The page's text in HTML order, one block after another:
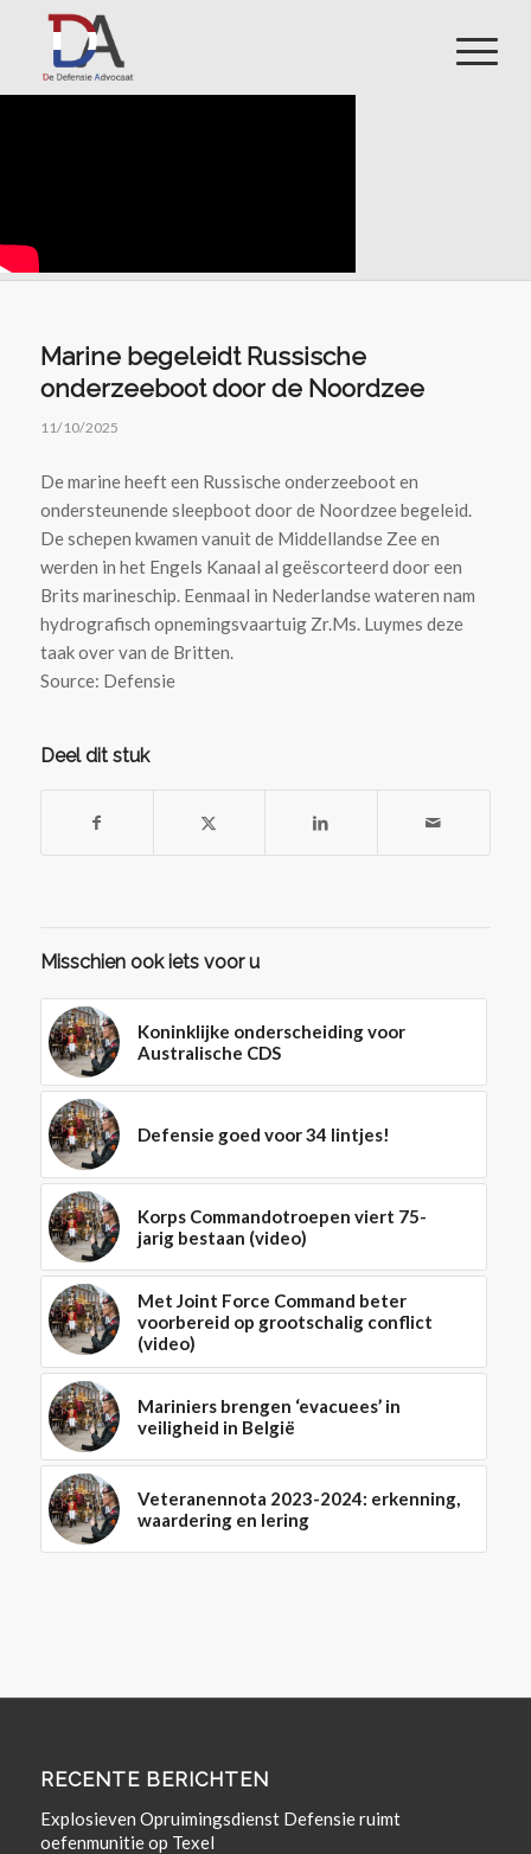
Marine begeleidt Russische
onderzeeboot door de Noordzee
11/10/2025
De marine heeft een Russische onderzeeboot en
ondersteunende sleepboot door de Noordzee begeleid.
De schepen kwamen vanuit de Middellandse Zee en
werden in het Engels Kanaal al geëscorteerd door een
Brits marineschip. Eenmaal in Nederlandse wateren nam
hydrografisch opnemingsvaartuig Zr.Ms. Luymes deze
taak over van de Britten.
Source: Defensie
Deel dit stuk
Misschien ook iets voor u
Koninklijke onderscheiding voor
Australische CDS
Defensie goed voor 34 lintjes!
Korps Commandotroepen viert 75-
jarig bestaan (video)
Met Joint Force Command beter
voorbereid op grootschalig conflict
(video)
Mariniers brengen ‘evacuees’ in
veiligheid in België
Veteranennota 2023-2024: erkenning,
waardering en lering
RECENTE BERICHTEN
Explosieven Opruimingsdienst Defensie ruimt
oefenmunitie op Texel